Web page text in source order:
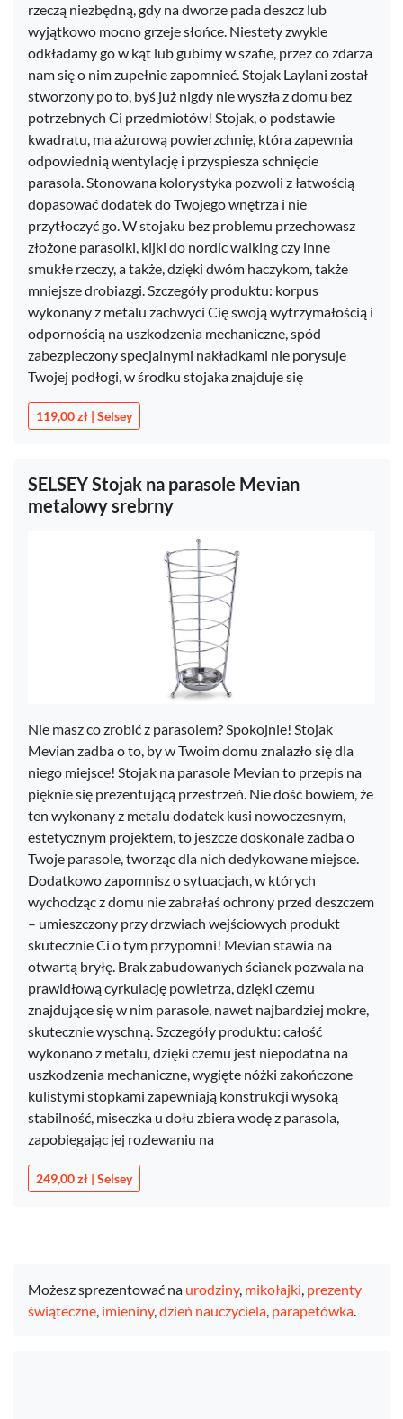
rzeczą niezbędną, gdy na dworze pada deszcz lub
wyjątkowo mocno grzeje słońce. Niestety zwykle
odkładamy go w kąt lub gubimy w szafie, przez co zdarza
nam się o nim zupełnie zapomnieć. Stojak Laylani został
stworzony po to, byś już nigdy nie wyszła z domu bez
potrzebnych Ci przedmiotów! Stojak, o podstawie
kwadratu, ma ażurową powierzchnię, która zapewnia
odpowiednią wentylację i przyspiesza schnięcie
parasola. Stonowana kolorystyka pozwoli z łatwością
dopasować dodatek do Twojego wnętrza i nie
przytłoczyć go. W stojaku bez problemu przechowasz
złożone parasolki, kijki do nordic walking czy inne
smukłe rzeczy, a także, dzięki dwóm haczykom, także
mniejsze drobiazgi. Szczegóły produktu: korpus
wykonany z metalu zachwyci Cię swoją wytrzymałością i
odpornością na uszkodzenia mechaniczne, spód
zabezpieczony specjalnymi nakładkami nie porysuje
Twojej podłogi, w środku stojaka znajduje się
119,00 zł | Selsey
SELSEY Stojak na parasole Mevian
metalowy srebrny
Nie masz co zrobić z parasolem? Spokojnie! Stojak
Mevian zadba o to, by w Twoim domu znalazło się dla
niego miejsce! Stojak na parasole Mevian to przepis na
pięknie się prezentującą przestrzeń. Nie dość bowiem, że
ten wykonany z metalu dodatek kusi nowoczesnym,
estetycznym projektem, to jeszcze doskonale zadba o
Twoje parasole, tworząc dla nich dedykowane miejsce.
Dodatkowo zapomnisz o sytuacjach, w których
wychodząc z domu nie zabrałaś ochrony przed deszczem
– umieszczony przy drzwiach wejściowych produkt
skutecznie Ci o tym przypomni! Mevian stawia na
otwartą bryłę. Brak zabudowanych ścianek pozwala na
prawidłową cyrkulację powietrza, dzięki czemu
znajdujące się w nim parasole, nawet najbardziej mokre,
skutecznie wyschną. Szczegóły produktu: całość
wykonano z metalu, dzięki czemu jest niepodatna na
uszkodzenia mechaniczne, wygięte nóżki zakończone
kulistymi stopkami zapewniają konstrukcji wysoką
stabilność, miseczka u dołu zbiera wodę z parasola,
zapobiegając jej rozlewaniu na
249,00 zł | Selsey
Możesz sprezentować na urodziny, mikołajki, prezenty
świąteczne, imieniny,dzień nauczyciela, parapetówka.